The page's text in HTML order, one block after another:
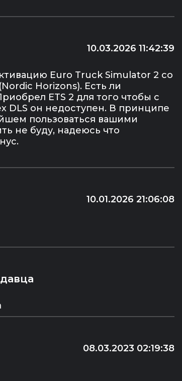
10.03.2026 11:42:39
Euro Truck Simulator 2 со
Horizons). Есть ли
ETS 2 для того чтобы с
DLS он недоступен. В принципе
пользоваться вашими
не буду, надеюсь что
10.01.2026 21:06:08
08.03.2023 02:19:38